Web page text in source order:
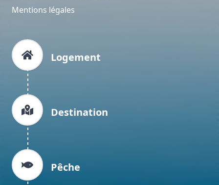
Mentions légales
Logement
Destination
Pêche